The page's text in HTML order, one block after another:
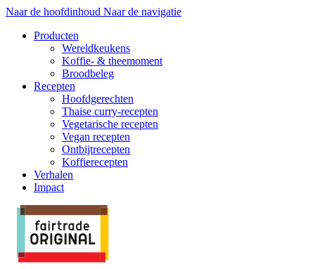
Naar de hoofdinhoud Naar de navigatie
Producten
Wereldkeukens
Koffie- & theemoment
Broodbeleg
Recepten
Hoofdgerechten
Thaise curry-recepten
Vegetarische recepten
Vegan recepten
Ontbijtrecepten
Koffierecepten
Verhalen
Impact